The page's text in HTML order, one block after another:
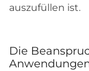
auszufüllen ist.
Die